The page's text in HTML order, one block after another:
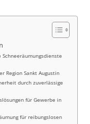
Region Sankt Augustin
durch zuverlässige
für Gewerbe in
für reibungslosen